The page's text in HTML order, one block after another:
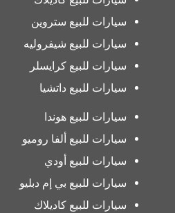
سيارات للبيع ستروين
سيارات للبيع شيفروليه
سيارات للبيع كرايسلر
سيارات للبيع داتشيا
سيارات للبيع هوندا
سيارات للبيع ألفا روميو
سيارات للبيع أودي
سيارات للبيع بي إم دبليو
سيارات للبيع كاديلاك